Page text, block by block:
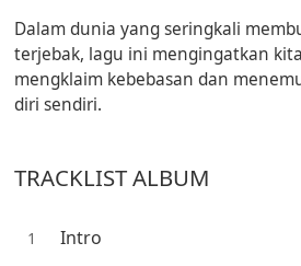
Dalam dunia yang seringkali
terjebak, lagu ini mengingatkan
mengklaim kebebasan dan
diri sendiri.
TRACKLIST ALBUM
1 Intro